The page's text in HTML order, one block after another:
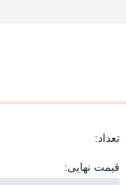
تعداد:
قیمت نهایی: